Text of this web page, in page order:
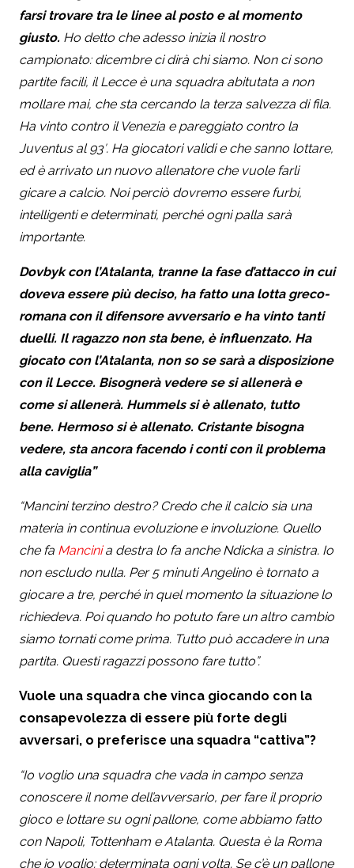
farsi trovare tra le linee al posto e al momento
giusto. Ho detto che adesso inizia il nostro
campionato: dicembre ci dirà chi siamo. Non ci sono
partite facili, il Lecce è una squadra abitutata a non
mollare mai, che sta cercando la terza salvezza di fila.
Ha vinto contro il Venezia e pareggiato contro la
Juventus al 93′. Ha giocatori validi e che sanno lottare,
ed è arrivato un nuovo allenatore che vuole farli
gicare a calcio. Noi perciò dovremo essere furbi,
intelligenti e determinati, perché ogni palla sarà
importante.
Dovbyk con l’Atalanta, tranne la fase d’attacco in cui
doveva essere più deciso, ha fatto una lotta greco-
romana con il difensore avversario e ha vinto tanti
duelli. Il ragazzo non sta bene, è influenzato. Ha
giocato con l’Atalanta, non so se sarà a disposizione
con il Lecce. Bisognerà vedere se si allenerà e
come si allenerà. Hummels si è allenato, tutto
bene. Hermoso si è allenato. Cristante bisogna
vedere, sta ancora facendo i conti con il problema
alla caviglia”
“Mancini terzino destro? Credo che il calcio sia una
materia in continua evoluzione e involuzione. Quello
che fa Mancinia destra lo fa anche Ndicka a sinistra. Io
non escludo nulla. Per 5 minuti Angelino è tornato a
giocare a tre, perché in quel momento la situazione lo
richiedeva. Poi quando ho potuto fare un altro cambio
siamo tornati come prima. Tutto può accadere in una
partita. Questi ragazzi possono fare tutto”.
Vuole una squadra che vinca giocando con la
consapevolezza di essere più forte degli
avversari, o preferisce una squadra “cattiva”?
“Io voglio una squadra che vada in campo senza
conoscere il nome dell’avversario, per fare il proprio
gioco e lottare su ogni pallone, come abbiamo fatto
con Napoli, Tottenham e Atalanta. Questa è la Roma
che io voglio: determinata ogni volta. Se c’è un pallone